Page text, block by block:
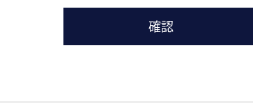
ールのいずれかの方法といたします。